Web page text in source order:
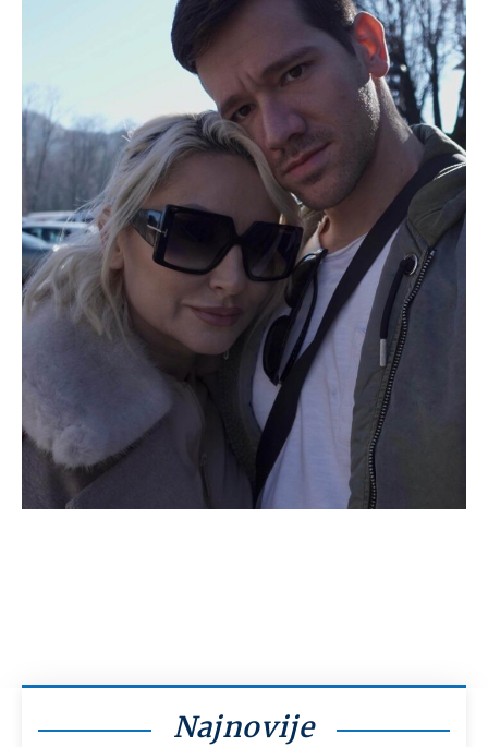
Najnovije